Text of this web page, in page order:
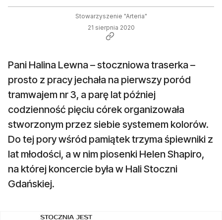
Stowarzyszenie "Arteria"
21 sierpnia 2020
Pani Halina Lewna – stoczniowa traserka –
prosto z pracy jechała na pierwszy poród
tramwajem nr 3, a parę lat później
codzienność pięciu córek organizowała
stworzonym przez siebie systemem kolorów.
Do tej pory wśród pamiątek trzyma śpiewniki z
lat młodości, a w nim piosenki Helen Shapiro,
na której koncercie była w Hali Stoczni
Gdańskiej.